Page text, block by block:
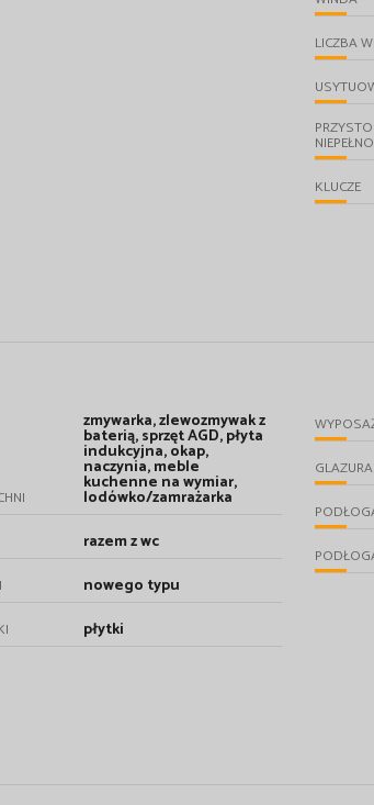
LICZBA
KLUCZE
zmywarka, zlewozmywak z
baterią, sprzęt AGD, płyta
indukcyjna, okap,
naczynia, meble
kuchenne na wymiar,
lodówko/zamrażarka
razem z wc
nowego typu
płytki